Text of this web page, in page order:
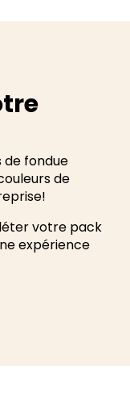
de fondue
de
votre pack
expérience